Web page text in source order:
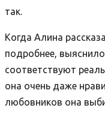
так.
Когда Алина
подробнее,
соответствуют
она очень даже
любовников она